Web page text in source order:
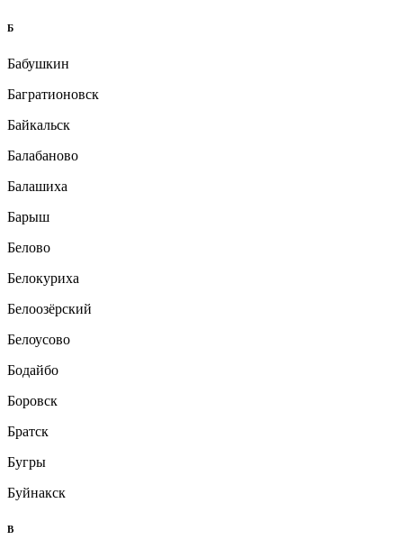
Б
Бабушкин
Багратионовск
Байкальск
Балабаново
Балашиха
Барыш
Белово
Белокуриха
Белоозёрский
Белоусово
Бодайбо
Боровск
Братск
Бугры
Буйнакск
В